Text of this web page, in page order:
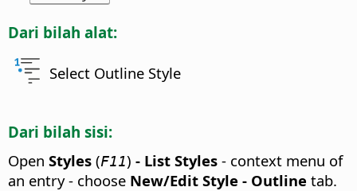
Dari bilah alat:
Select Outline Style
Dari bilah sisi:
Open Styles (F11) - List Styles - context menu of
an entry - choose New/Edit Style - Outline tab.